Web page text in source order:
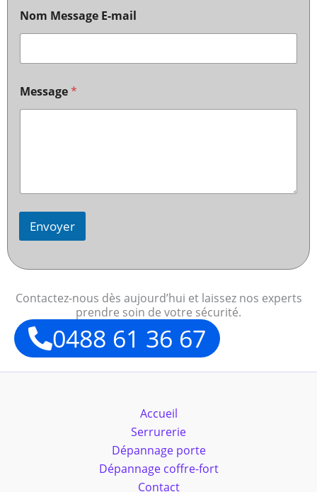
Nom Message E-mail
Message*
Envoyer
Contactez-nous dès aujourd’hui et laissez nos experts
prendre soin de votre sécurité.
0488 61 36 67
Accueil
Serrurerie
Dépannage porte
Dépannage coffre-fort
Contact